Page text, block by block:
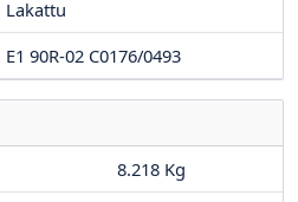
Lakattu
E1 90R-02 C0176/0493
8.218 Kg